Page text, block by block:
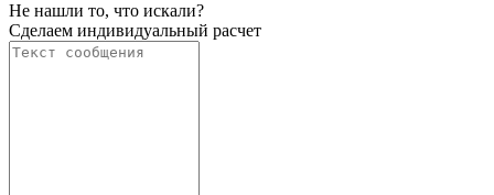
Не нашли то, что искали?
Сделаем индивидуальный расчет